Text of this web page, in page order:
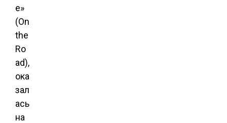
е»
(On
the
Ro
ad),
ока
зал
ась
на